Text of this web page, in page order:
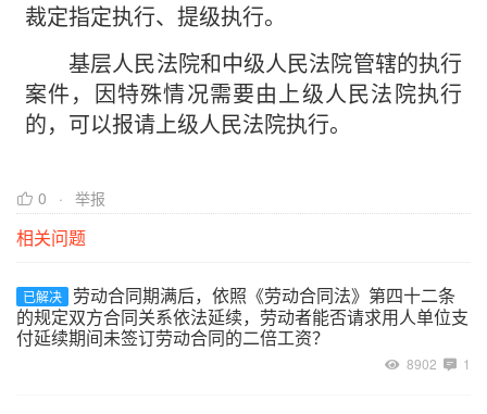
裁定指定执行、提级执行。
基层人民法院和中级人民法院管辖的执行
案件，因特殊情况需要由上级人民法院执行
的，可以报请上级人民法院执行。
0 举报
相关问题
已解决
劳动合同期满后，依照《劳动合同法》第四十二条
的规定双方合同关系依法延续，劳动者能否请求用人单位支
付延续期间未签订劳动合同的二倍工资？
8902 1